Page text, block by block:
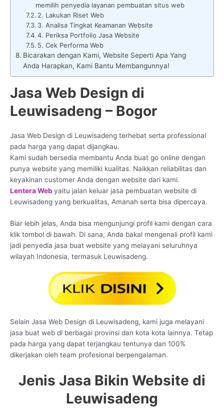
memilih penyedia layanan pembuatan situs web
2. Lakukan Riset Web
3. Analisa Tingkat Keamanan Website
4. Periksa Portfolio Jasa Website
5. Cek Performa Web
Bicarakan dengan Kami, Website Seperti Apa Yang
Anda Harapkan, Kami Bantu Membangunnya!
Jasa Web Design di
Leuwisadeng – Bogor
Jasa Web Design di Leuwisadeng terhebat serta professional
pada harga yang dapat dijangkau.
Kami sudah bersedia membantu Anda buat go online dengan
punya website yang memiliki kualitas. Naikkan reliabilitas dan
keyakinan customer Anda dengan website dari kami.
Lentera Web yaitu jalan keluar jasa pembuatan website di
Leuwisadeng yang berkualitas, Amanah serta bisa dipercaya.
Biar lebih jelas, Anda bisa mengunjungi profil kami dengan cara
klik tombol di bawah. Di sana, Anda bakal mengenali profil kami
jadi penyedia jasa buat website yang melayani seluruhnya
wilayah Indonesia, termasuk Leuwisadeng.
Selain Jasa Web Design di Leuwisadeng, kami juga melayani
jasa buat web di berbagai provinsi dan kota kota lainnya. Tetap
pada harga yang dapat terjangkau tentunya dan 100%
dikerjakan oleh team profesional berpengalaman.
Jenis Jasa Bikin Website di
Leuwisadeng